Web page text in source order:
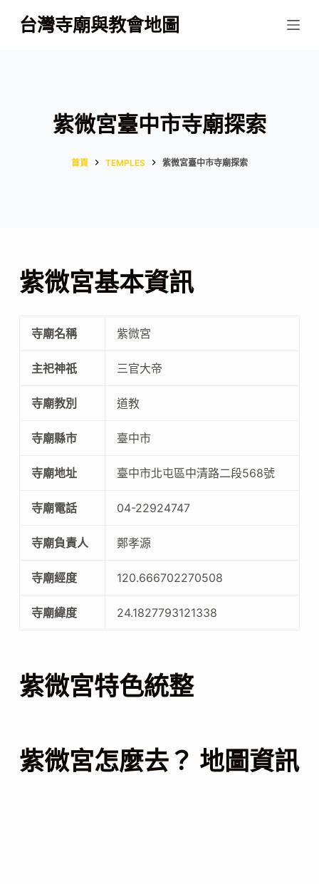
跳
至
台灣寺廟與教會地圖
紫微宮臺中市寺廟探索
首頁 TEMPLES 紫微宮臺中市寺廟探索
紫微宮基本資訊
寺廟名稱 紫微宮
主祀神祇 三官大帝
寺廟教別 道教
寺廟縣市 臺中市
寺廟地址 臺中市北屯區中清路二段568號
寺廟電話 04-22924747
寺廟負責人 鄭孝源
寺廟經度 120.666702270508
寺廟緯度 24.1827793121338
紫微宮特色統整
紫微宮怎麼去？ 地圖資訊